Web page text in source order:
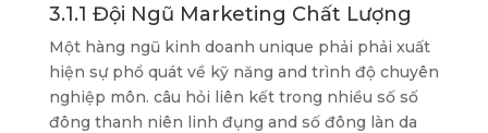
3.1.1 Đội Ngũ Marketing Chất Lượng
Một hàng ngũ kinh doanh unique phải phải xuất
hiện sự phổ quát về kỹ năng and trình độ chuyên
nghiệp môn. câu hỏi liên kết trong nhiều số số
đông thanh niên linh đụng and số đông làn da